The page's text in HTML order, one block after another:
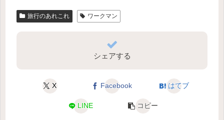
旅行のあれこれ ワークマン
シェアする
X Facebook はてブ
LINE コピー